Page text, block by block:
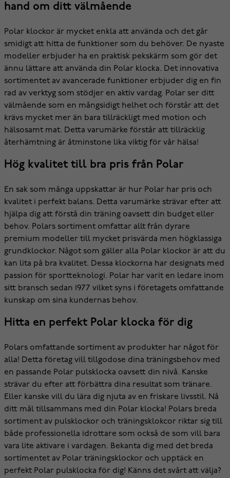
hand om ditt välmående
Polar klockor är mycket enkla att använda och det går
smidigt att hitta de funktioner som du behöver. De nyaste
modeller erbjuder ha en praktisk pekskärm som gör det
ännu lättare att använda din Polar klocka. Det innovativa
sortimentet av avancerade funktioner erbjuder dig en fin
rad av verktyg som stödjer en aktiv vardag. Polar ser ditt
välmående som en mångsidigt helhet och förstår att det
krävs mycket mer än bara tillräckligt med motion och
hälsosamt mat. Detta varumärke förstår att tillräcklig
återhämtning är åtminstone lika viktig för vår hälsa!
Hög kvalitet till bra pris från Polar
En sak som många uppskattar är hur Polar har pris och
kvalitet i perfekt balans. Detta varumärke strävar efter att
hjälpa dig att förstå din träning oavsett din budget eller
behov. Polars sortiment omfattar allt från dyrare
premium modeller till mycket prisvärda men högklassiga
grundklockor. Något som gäller alla Polar klockor är att du
kan lita på bra kvalitet. Dessa klockorna har designats med
passion för sportteknologi. Polar har varit en ledare inom
sitt bransch sedan 1977 vilket syns i företagets omfattande
kunskap om sina kundernas behov.
Hitta en perfekt Polar klocka för dig
Polars omfattande sortiment av produkter har något för
alla! Detta företag vill tillgodose dina träningsbehov med
en passande Polar pulsklocka oavsett din nivå. Kanske
strävar du efter att förbättra dina resultat som tränare.
Eller kanske vill du lära dig njuta av en friskare livsstil. Nå
ditt mål tillsammans med din Polar klocka! Polars breda
sortiment av pulsklockor och träningsklokcor riktar sig till
både professionella idrottare som också de som vill bara
vara lite aktivare i vardagen. Bekanta dig med det breda
sortimentet av Polar träningsklockor och upptäck en
perfekt Polar pulsklocka för dig! Känns det svårt att välja?